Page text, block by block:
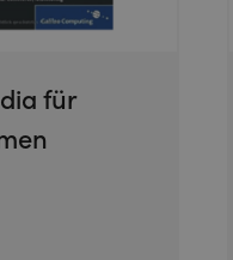
für